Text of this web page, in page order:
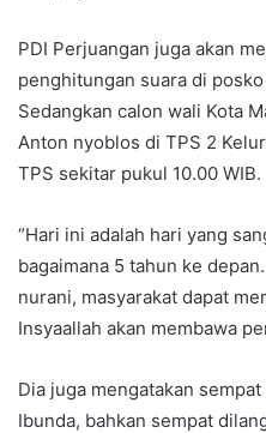
PDI Perjuangan juga akan
penghitungan suara di
Sedangkan calon wali Kota
Anton nyoblos di TPS 2
TPS sekitar pukul 10.00 WIB.
“Hari ini adalah hari yang
bagaimana 5 tahun ke
nurani, masyarakat dapat
Insyaallah akan membawa
Dia juga mengatakan
Ibunda, bahkan sempat